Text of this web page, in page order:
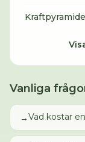
Vanliga
→Vad kostar